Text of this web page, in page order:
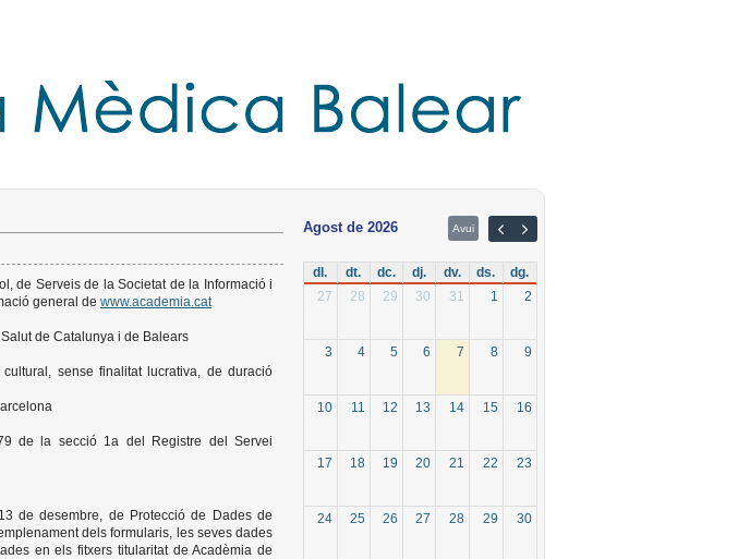
de Serveis de la Societat de la Informació i
general de www.academia.cat
de Catalunya i de Balears
sense finalitat lucrativa, de duració
de la secció 1a del Registre del Servei
de desembre, de Protecció de Dades de
dels formularis, les seves dades
en els fitxers titularitat de Acadèmia de
agost de 2026 Avui
dl. dt. dc. dj. dv. ds.
dg.
27
28 29 30 31 1 2
3 4 5 6 7 8 9
10 11 12 13 14 15 16
17 18 19 20 21 22 23
24 25 26 27 28 29 30